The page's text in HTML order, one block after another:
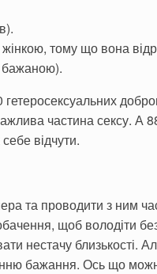
тому що вона
бажаною).
частина сексу. А
відчути.
та проводити з ним
щоб володіти
нестачу близькості.
бажання. Ось що